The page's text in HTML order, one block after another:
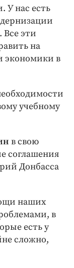
У нас есть
эти
на
экономики в
учебному
в свою
соглашения
Донбасса
наших
в
есть у
сложно,